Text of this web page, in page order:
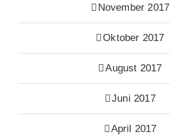
November 2017
Oktober 2017
August 2017
Juni 2017
April 2017